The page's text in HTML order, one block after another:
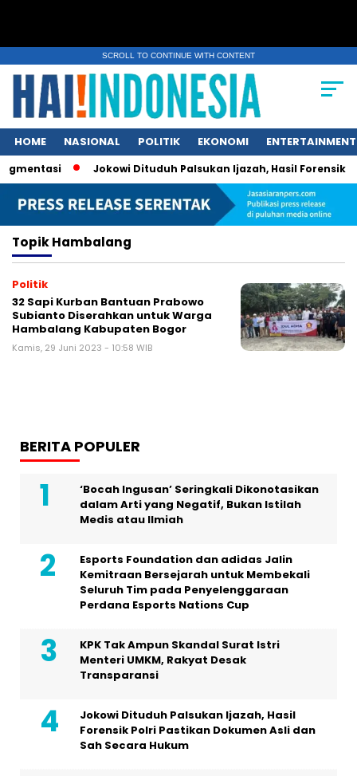
SCROLL TO CONTINUE WITH CONTENT
HOME NASIONAL POLITIK EKONOMI ENTERTAINMENT
Jokowi Dituduh Palsukan Ijazah, Hasil Forensik
TopikHambalang
Politik
32 Sapi Kurban Bantuan Prabowo
Subianto Diserahkan untuk Warga
Hambalang Kabupaten Bogor
Kamis, 29 Juni 2023 - 10:58 WIB
BERITA POPULER
‘Bocah Ingusan’ Seringkali Dikonotasikan
dalam Arti yang Negatif, Bukan Istilah
Medis atau Ilmiah
Esports Foundation dan adidas Jalin
Kemitraan Bersejarah untuk Membekali
Seluruh Tim pada Penyelenggaraan
Perdana Esports Nations Cup
KPK Tak Ampun Skandal Surat Istri
Menteri UMKM, Rakyat Desak
Transparansi
Jokowi Dituduh Palsukan Ijazah, Hasil
Forensik Polri Pastikan Dokumen Asli dan
Sah Secara Hukum